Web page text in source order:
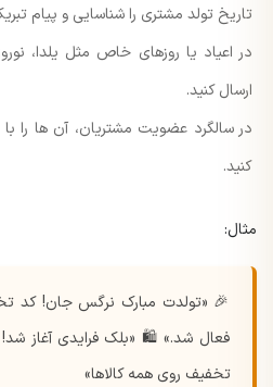
تاریخ تولد مشتری را شناسایی و پیام
در اعیاد یا روزهای خاص مثل یلدا،
ارسال کنید.
در سالگرد عضویت مشتریان، آن ها
کنید.
مثال:
فعال شد.»
تخفیف روی همه کالاها»